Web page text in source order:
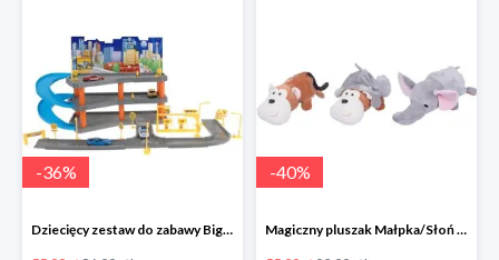
-36%
Dziecięcy zestaw do zabawy Big garage -36%
-40%
Magiczny pluszak Małpka/Słoń -40%